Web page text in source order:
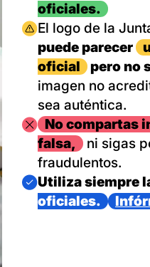
oficiales.
Imagen
El logo de la
puede parecer
oficial
pero no
imagen no
sea auténtica.
ImagenNo compartas
falsa,
ni sigas
fraudulentos.
Imagen
Utiliza siempre
oficiales.